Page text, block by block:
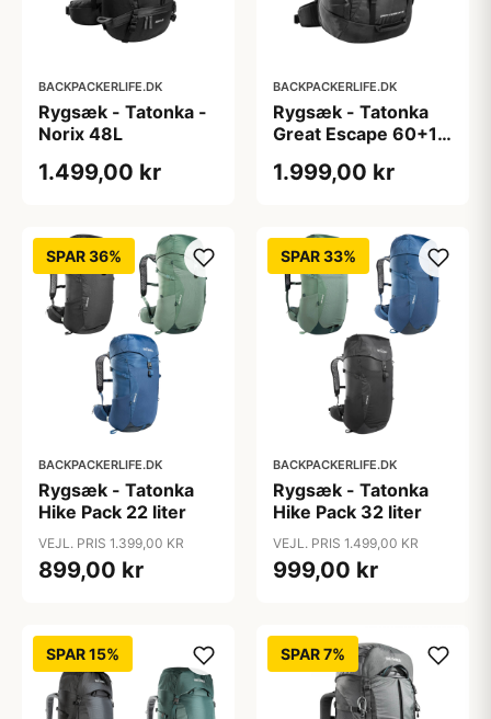
BACKPACKERLIFE.DK
Rygsæk - Tatonka -
Norix 48L
1.499,00 kr
BACKPACKERLIFE.DK
Rygsæk - Tatonka
Great Escape 60+10
1.999,00 kr
SPAR 36%
BACKPACKERLIFE.DK
Rygsæk - Tatonka
Hike Pack 22 liter
VEJL. PRIS 1.399,00 KR
899,00 kr
SPAR 33%
BACKPACKERLIFE.DK
Rygsæk - Tatonka
Hike Pack 32 liter
VEJL. PRIS 1.499,00 KR
999,00 kr
SPAR 15% SPAR 7%